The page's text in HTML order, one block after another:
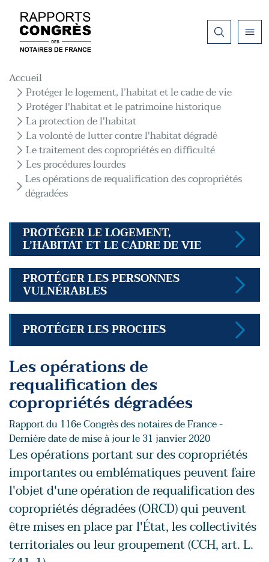
Fil d'Ariane
Accueil
Protéger le logement, l’habitat et le cadre de vie
Protéger l'habitat et le patrimoine historique
La protection de l'habitat
La volonté de lutter contre l'habitat dégradé
Le traitement des copropriétés en difficulté
Les procédures lourdes
Les opérations de requalification des copropriétés
dégradées
PROTÉGER LE LOGEMENT,
L’HABITAT ET LE CADRE DE VIE
PROTÉGER LES PERSONNES
VULNÉRABLES
PROTÉGER LES PROCHES
Les opérations de
requalification des
copropriétés dégradées
Rapport du 116e Congrès des notaires de France -
Dernière date de mise à jour le 31 janvier 2020
Les opérations portant sur des copropriétés
importantes ou emblématiques peuvent faire
l'objet d'une opération de requalification des
copropriétés dégradées (ORCD) qui peuvent
être mises en place par l'État, les collectivités
territoriales ou leur groupement (CCH, art. L.